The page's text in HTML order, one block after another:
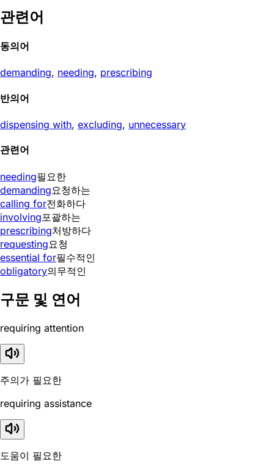
관련어
동의어
demanding, needing, prescribing
반의어
dispensing with, excluding, unnecessary
관련어
needing필요한
demanding요청하는
calling for전화하다
involving포괄하는
prescribing처방하다
requesting요청
essential for필수적인
obligatory의무적인
구문 및 연어
requiring attention
주의가 필요한
requiring assistance
도움이 필요한